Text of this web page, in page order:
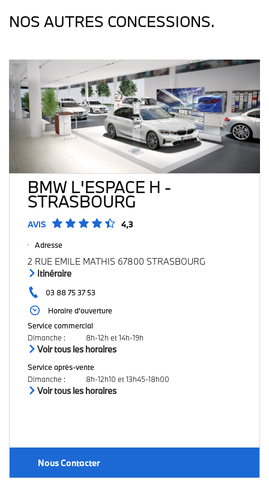
NOS AUTRES CONCESSIONS.
BMW L'ESPACE H -
STRASBOURG
AVIS 4,3
Adresse
2 RUE EMILE MATHIS 67800 STRASBOURG
Itinéraire
03 88 75 37 53
Horaire d'ouverture
Service commercial
Dimanche : 8h-12h et 14h-19h
Voir tous les horaires
Service après-vente
Dimanche : 8h-12h10 et 13h45-18h00
Voir tous les horaires
Nous Contacter